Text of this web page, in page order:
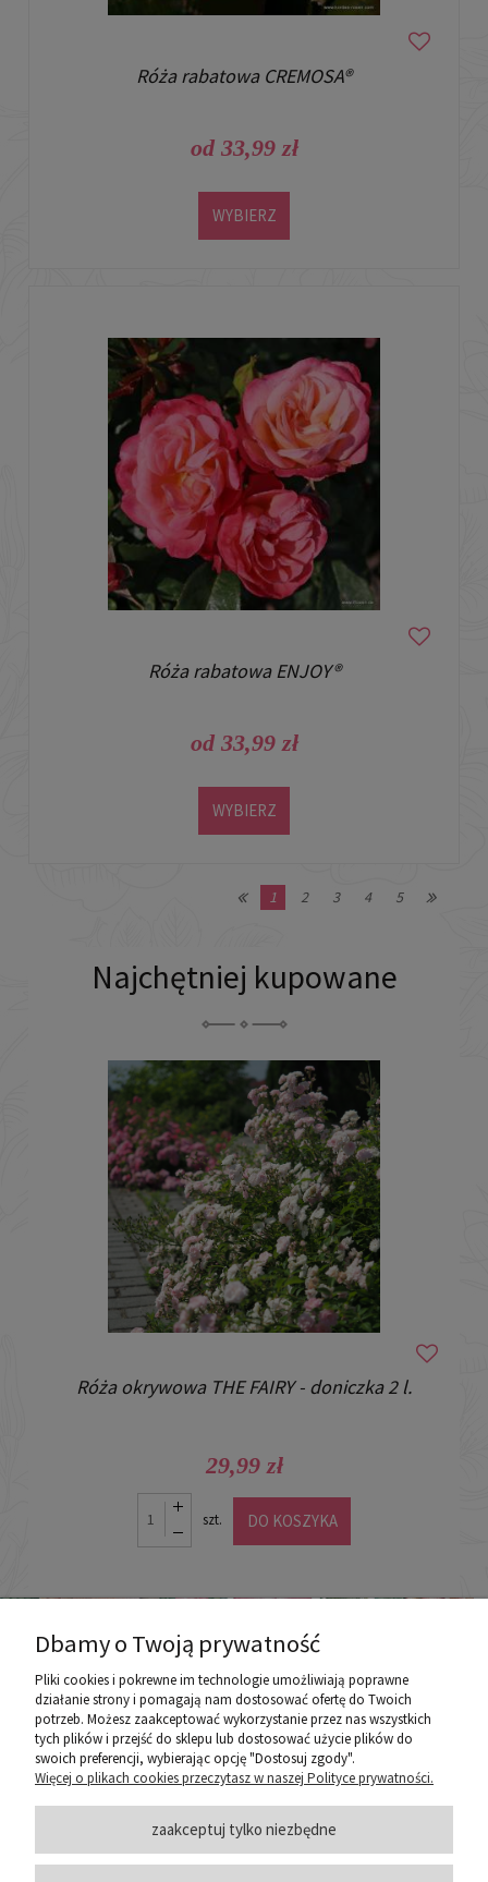
Róża rabatowa CREMOSA®
od 33,99 zł
WYBIERZ
Róża rabatowa ENJOY®
od 33,99 zł
WYBIERZ
1 2 3 4 5
Najchętniej kupowane
Róża okrywowa THE FAIRY - doniczka 2 l.
29,99 zł
szt. DO KOSZYKA
poznaj ROZEOGRODOWE.PL
ZASADY SPRZEDAŻY
Dbamy o Twoją prywatność
Pliki cookies i pokrewne im technologie umożliwiają poprawne
działanie strony i pomagają nam dostosować ofertę do Twoich
potrzeb. Możesz zaakceptować wykorzystanie przez nas wszystkich
tych plików i przejść do sklepu lub dostosować użycie plików do
swoich preferencji, wybierając opcję "Dostosuj zgody".
Więcej o plikach cookies przeczytasz w naszej Polityce prywatności.
zaakceptuj tylko niezbędne